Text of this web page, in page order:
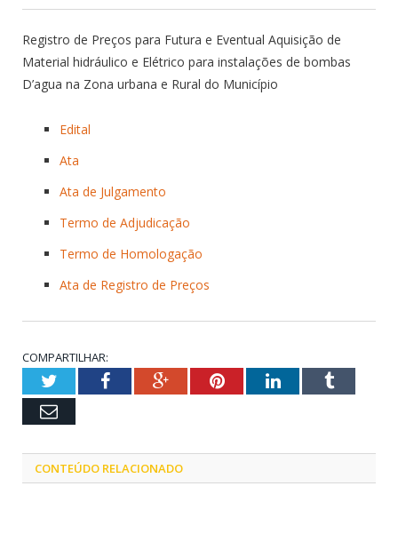
Registro de Preços para Futura e Eventual Aquisição de
Material hidráulico e Elétrico para instalações de bombas
D’agua na Zona urbana e Rural do Município
Edital
Ata
Ata de Julgamento
Termo de Adjudicação
Termo de Homologação
Ata de Registro de Preços
COMPARTILHAR:
TwitterFacebookGoogle+PinterestLinkedInTumblr
Email
CONTEÚDO RELACIONADO